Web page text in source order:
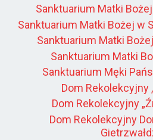
Sanktuarium Matki
Sanktuarium Matki Bożej w
Sanktuarium Matki
Sanktuarium Matki
Sanktuarium Męki
Dom Rekolekcyjny
Dom Rekolekcyjny
Dom Rekolekcyjny